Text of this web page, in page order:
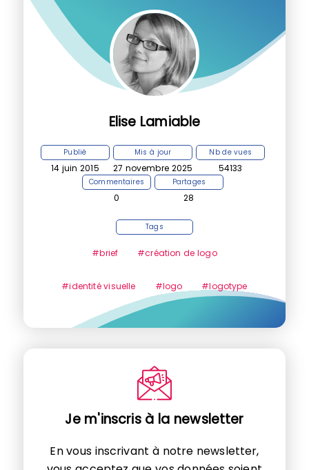
Elise Lamiable
Publié
14 juin 2015
Mis à jour
27 novembre 2025
Nb de vues
54133
Commentaires
0
Partages
28
Tags
#brief #création de logo
#identité visuelle #logo #logotype
Je m'inscris à la newsletter
En vous inscrivant à notre newsletter,